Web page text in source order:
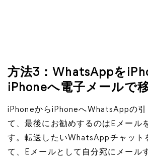
方法3：WhatsAppを
iPhoneへ電子メールで
iPhoneからiPhoneへWhatsAppの引
て、最後にお勧めするのはEメール
す。転送したいWhatsAppチャット
て、Eメールとして自分宛にメール